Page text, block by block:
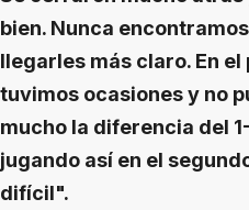
bien. Nunca
llegarles más claro. En
tuvimos ocasiones y no
mucho la diferencia del
jugando así en el
difícil".